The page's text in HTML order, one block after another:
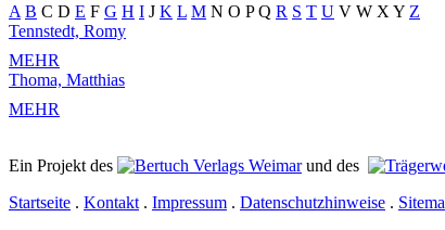
A B C D E F G H I J K L M N O PQ R S T U V W X Y Z
Tennstedt, Romy
MEHR
Thoma, Matthias
MEHR
Ein Projekt des Verlags Weimarund des
Startseite . Kontakt . Impressum . Datenschutzhinweise .